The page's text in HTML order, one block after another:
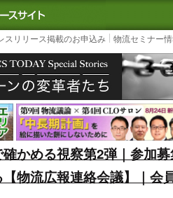
｜国内最大の物流ニュースサイト
3PL, SCM
スリリース掲載のお申込み 物流セミナー
かめる視察第2弾｜参加
物流広報連絡会議】｜会